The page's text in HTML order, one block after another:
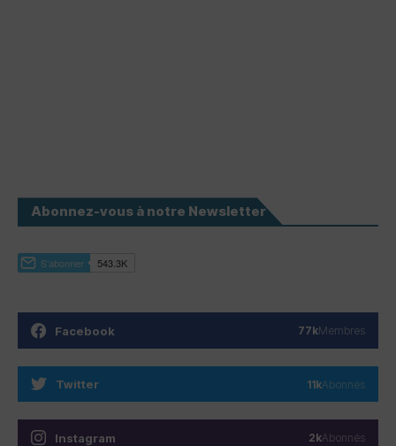
Abonnez-vous à notre Newsletter
Facebook 77kMembres
Twitter 11kAbonnés
Instagram 2kAbonnés